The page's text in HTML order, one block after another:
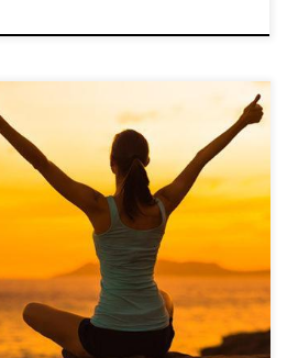
w leczeniu uzależnienia od
niegdyś za substancję bardzo
badaniach pokazuje, że
niewłaściwe. Badania pokazują,
nawet stosowany, w walce z
przez dym tytoniowy
[…]